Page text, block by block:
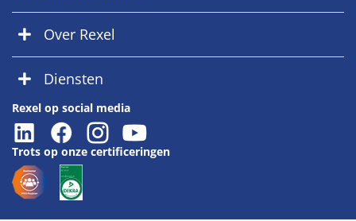
Over Rexel
Diensten
Rexel op social media
Trots op onze certificeringen